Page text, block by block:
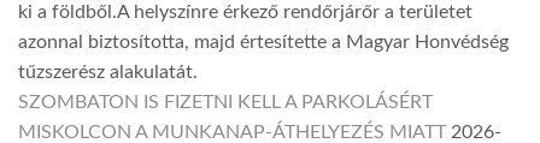
ki a földből.A helyszínre érkező rendőrjárőr a területet
azonnal biztosította, majd értesítette a Magyar Honvédség
tűzszerész alakulatát.
SZOMBATON IS FIZETNI KELL A PARKOLÁSÉRT
MISKOLCON A MUNKANAP-ÁTHELYEZÉS MIATT 2026-